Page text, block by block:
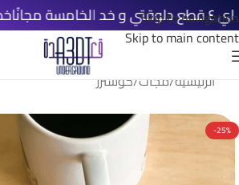
Skip to navigation
Skip to main content
خصم 5% عند الدفع الأونلاين
الرئيسية/مجات/كوسترز
-25%